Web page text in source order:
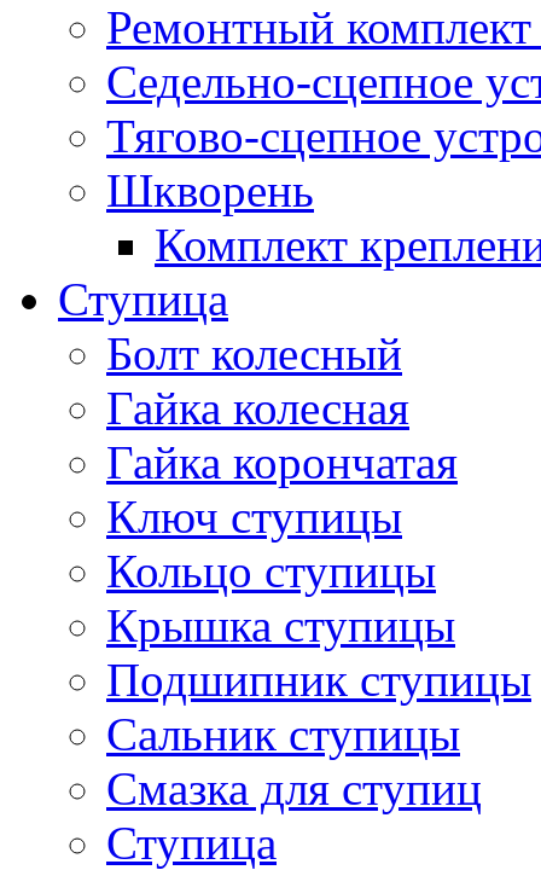
Ремонтный комплект
Седельно-сцепное
Тягово-сцепное
Шкворень
Комплект
Ступица
Болт колесный
Гайка колесная
Гайка корончатая
Ключ ступицы
Кольцо ступицы
Крышка ступицы
Подшипник ступицы
Сальник ступицы
Смазка для ступиц
Ступица